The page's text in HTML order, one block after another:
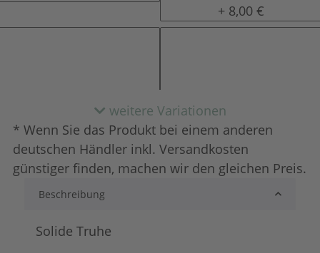
gewachst
+ 8,00 €
lackiert
+ 12,00 € shabby chic /
weitere Variationen
* Wenn Sie das Produkt bei einem anderen
deutschen Händler inkl. Versandkosten
günstiger finden, machen wir den gleichen Preis.
Beschreibung
Solide Truhe